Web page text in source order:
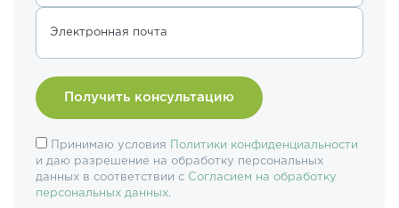
Электронная почта
Принимаю условия
Политики конфиденциальности
и даю разрешение на обработку персональных
данных в соответствии с Согласием на обработку
персональных данных.